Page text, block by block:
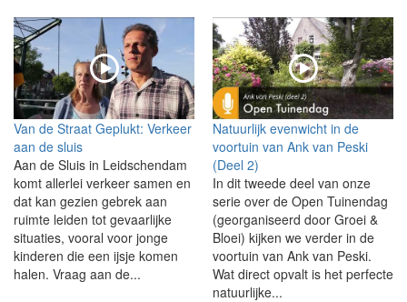
Van de Straat Geplukt: Verkeer
aan de sluis
Aan de Sluis in Leidschendam
komt allerlei verkeer samen en
dat kan gezien gebrek aan
ruimte leiden tot gevaarlijke
situaties, vooral voor jonge
kinderen die een ijsje komen
halen. Vraag aan de...
Natuurlijk evenwicht in de
voortuin van Ank van Peski
(Deel 2)
In dit tweede deel van onze
serie over de Open Tuinendag
(georganiseerd door Groei &
Bloei) kijken we verder in de
voortuin van Ank van Peski.
Wat direct opvalt is het perfecte
natuurlijke...